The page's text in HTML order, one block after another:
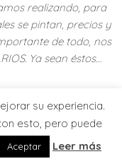
realizando, para
se pintan, precios y
de todo, nos
Ya sean éstos…
su experiencia.
esto, pero puede
Aceptar Leer más